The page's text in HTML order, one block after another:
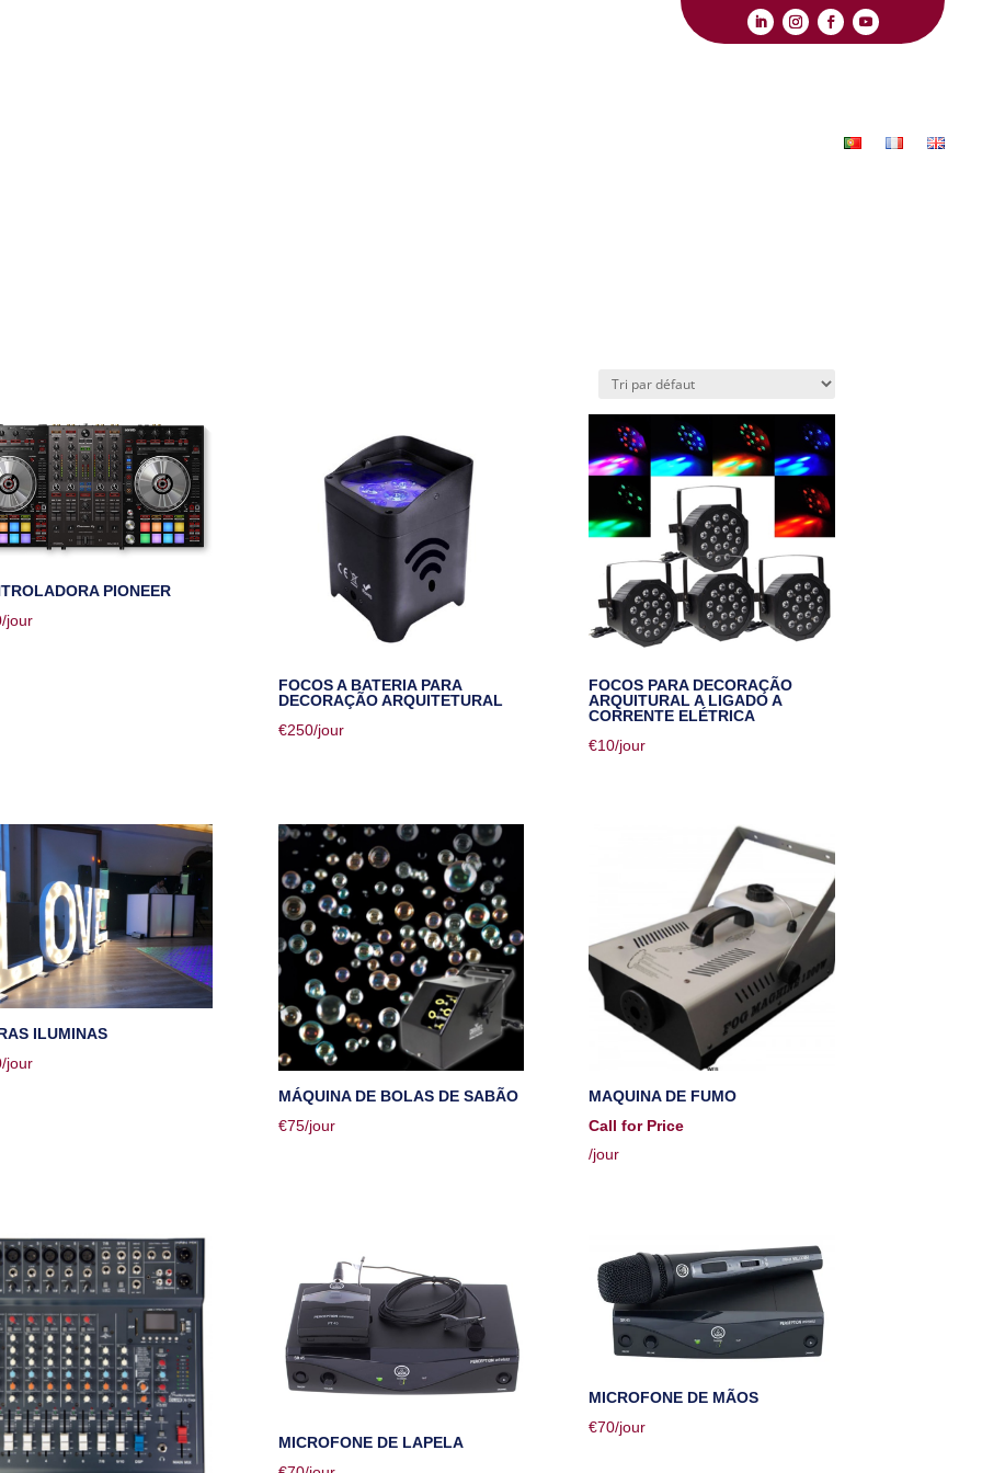
PIONEER
/jour
FOCOS A BATERIA PARA
DECORAÇÃO ARQUITETURAL
€250/jour
FOCOS PARA DECORAÇÃO
ARQUITURAL A LIGADO A
CORRENTE ELÉTRICA
€10/jour
ILUMINAS
/jour
MÁQUINA DE BOLAS DE SABÃO
€75/jour
MAQUINA DE FUMO
Call for Price
/jour
MICROFONE DE LAPELA
MICROFONE DE MÃOS
€70/jour